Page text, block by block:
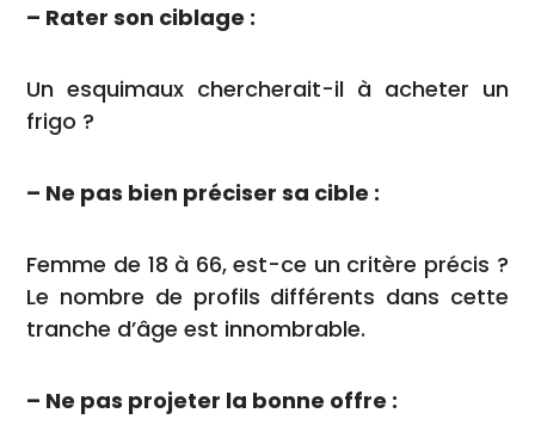
– Rater son ciblage :
Un esquimaux chercherait-il à acheter un
frigo ?
– Ne pas bien préciser sa cible :
Femme de 18 à 66, est-ce un critère précis ?
Le nombre de profils différents dans cette
tranche d’âge est innombrable.
– Ne pas projeter la bonne offre :